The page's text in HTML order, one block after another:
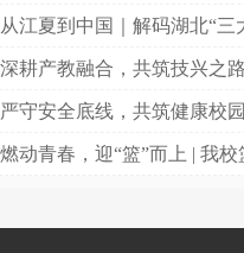
严守安全底线，共筑健康校园